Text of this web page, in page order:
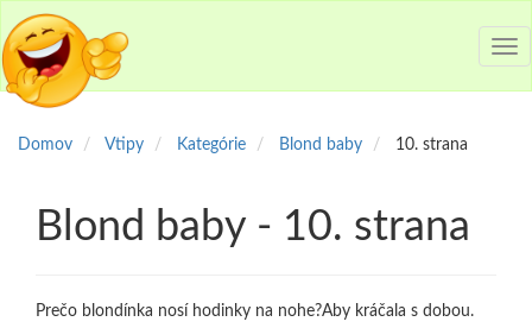
Domov Vtipy Kategórie Blond baby 10. strana
Blond baby - 10. strana
Prečo blondínka nosí hodinky na nohe?Aby kráčala s dobou.